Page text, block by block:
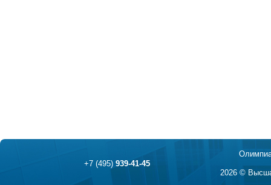
+7 (495)939-41-45
2026 ©